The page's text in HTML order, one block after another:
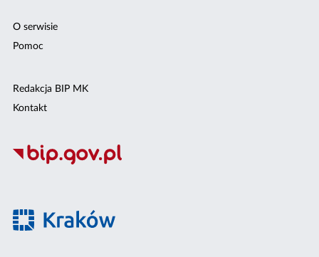
O serwisie
Pomoc
Redakcja BIP MK
Kontakt